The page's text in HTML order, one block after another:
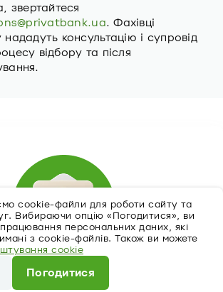
cookie-файли для роботи сайту та
Вибираючи опцію «Погодитися», ви
персональних даних, які
з cookie-файлів. Також ви можете
cookie
Погодитися
звертайтеся
. Фахівці
консультацію і супровід
відбору та після
на вакансію